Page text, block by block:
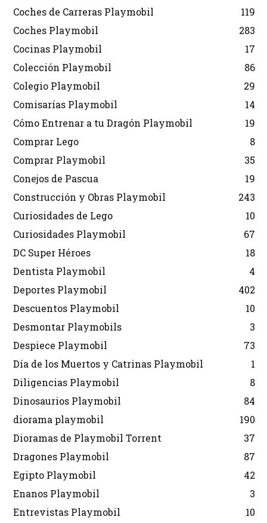
Coches de Carreras Playmobil
119
Coches Playmobil
283
Cocinas Playmobil
17
Colección Playmobil
86
Colegio Playmobil
29
Comisarías Playmobil
14
Cómo Entrenar a tu Dragón Playmobil
19
Comprar Lego
8
Comprar Playmobil
35
Conejos de Pascua
19
Construcción y Obras Playmobil
243
Curiosidades de Lego
10
Curiosidades Playmobil
67
DC Super Héroes
18
Dentista Playmobil
4
Deportes Playmobil
402
Descuentos Playmobil
10
Desmontar Playmobils
3
Despiece Playmobil
73
Día de los Muertos y Catrinas Playmobil
1
Diligencias Playmobil
8
Dinosaurios Playmobil
84
diorama playmobil
190
Dioramas de Playmobil Torrent
37
Dragones Playmobil
87
Egipto Playmobil
42
Enanos Playmobil
3
Entrevistas Playmobil
10